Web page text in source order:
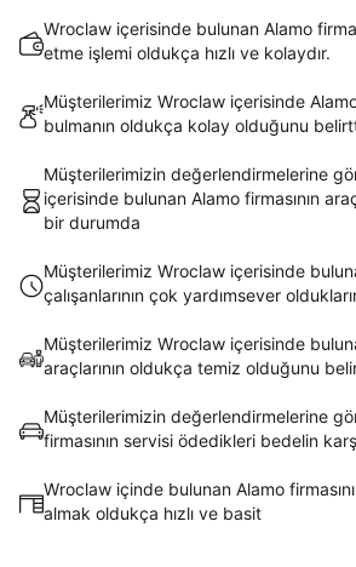
Wroclaw içerisinde bulunan Alamo
etme işlemi oldukça hızlı ve kolaydır.
Müşterilerimiz Wroclaw içerisinde Alamo
bulmanın oldukça kolay olduğunu
Müşterilerimizin değerlendirmelerine
içerisinde bulunan Alamo firmasının
bir durumda
Müşterilerimiz Wroclaw içerisinde
çalışanlarının çok yardımsever
Müşterilerimiz Wroclaw içerisinde
araçlarının oldukça temiz olduğunu
Müşterilerimizin değerlendirmelerine
firmasının servisi ödedikleri bedelin
Wroclaw içinde bulunan Alamo
almak oldukça hızlı ve basit